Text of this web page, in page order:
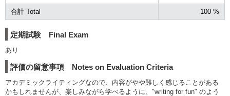
合計 Total 100 %
定期試験 Final Exam
あり
評価の留意事項 Notes on Evaluation Criteria
アカデミックライティングなので、内容がやや難しく感じることがある
かもしれませんが、楽しみながら学べるように、"writing for fun" のよう